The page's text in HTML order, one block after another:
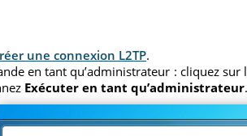
une connexion L2TP.
en tant qu’administrateur : cliquez
Exécuter en tant qu’administrateur.